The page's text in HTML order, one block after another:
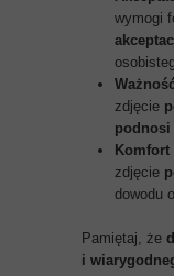
wymogi
zdjęcie
podnosi
zdjęcie
dowodu
Pamiętaj, że
i